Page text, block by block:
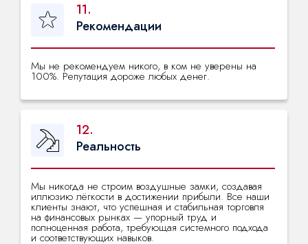
11.
Мы не рекомендуем никого, в ком не уверены на
100%. Репутация дороже любых денег.
Рекомендации
12.
Мы никогда не строим воздушные замки, создавая
иллюзию лёгкости в достижении прибыли. Все наши
клиенты знают, что успешная и стабильная торговля
на финансовых рынках — упорный труд и
полноценная работа, требующая системного подхода
и соответствующих навыков.
Реальность